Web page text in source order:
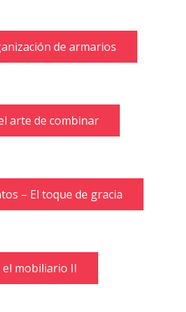
de armarios
arte de combinar
– El toque de gracia
mobiliario II